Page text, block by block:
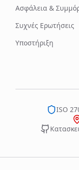
Ασφάλεια &
Συχνές Ερωτήσεις
Υποστήριξη
ISO